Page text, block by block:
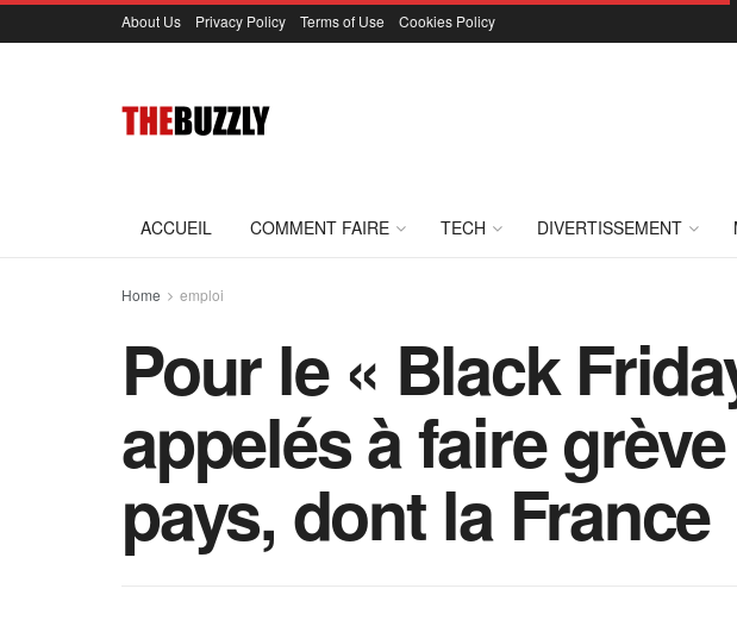
About Us Privacy Policy Terms of Use Cookies Policy
ACCUEIL COMMENT FAIRE TECH DIVERTISSEMENT
Home emploi
Pour le « Black
appelés à faire
pays, dont la France